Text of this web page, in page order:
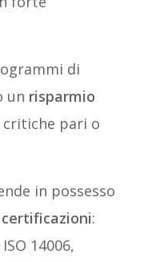
di
un risparmio
critiche pari o
in possesso
certificazioni:
14006,